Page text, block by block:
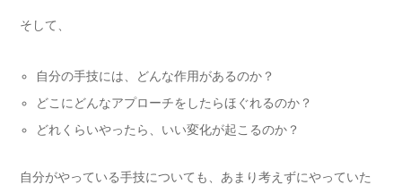
そして、
自分の手技には、どんな作用があるのか？
どこにどんなアプローチをしたらほぐれるのか？
どれくらいやったら、いい変化が起こるのか？
自分がやっている手技についても、あまり考えずにやっていた